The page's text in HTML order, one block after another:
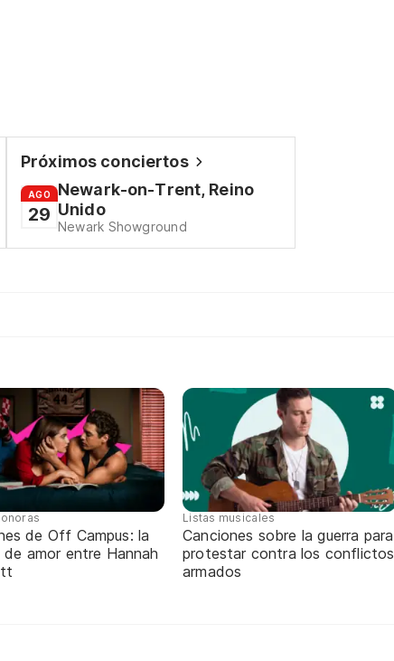
Próximos conciertos
AGO
29
Newark-on-Trent, Reino
Unido
Newark Showground
de Off Campus: la
amor entre Hannah
Listas musicales
Canciones sobre la guerra para
protestar contra los conflictos
armados